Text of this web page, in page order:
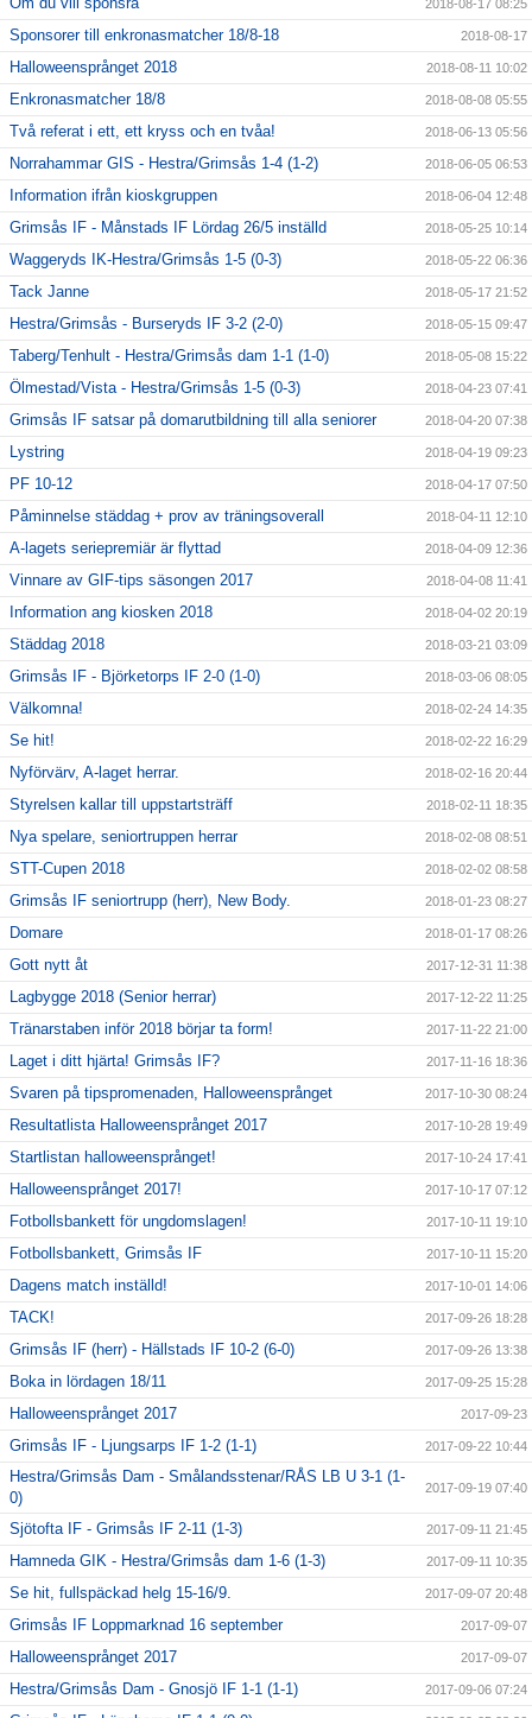
2018-08-17 08:25
Sponsorer till enkronasmatcher 18/8-18 2018-08-17
Halloweensprånget 2018 2018-08-11 10:02
Enkronasmatcher 18/8 2018-08-08 05:55
Två referat i ett, ett kryss och en tvåa! 2018-06-13 05:56
Norrahammar GIS - Hestra/Grimsås 1-4 (1-2) 2018-06-05 06:53
Information ifrån kioskgruppen 2018-06-04 12:48
Grimsås IF - Månstads IF Lördag 26/5 inställd 2018-05-25 10:14
Waggeryds IK-Hestra/Grimsås 1-5 (0-3) 2018-05-22 06:36
Tack Janne 2018-05-17 21:52
Hestra/Grimsås - Burseryds IF 3-2 (2-0) 2018-05-15 09:47
Taberg/Tenhult - Hestra/Grimsås dam 1-1 (1-0) 2018-05-08 15:22
Ölmestad/Vista - Hestra/Grimsås 1-5 (0-3) 2018-04-23 07:41
Grimsås IF satsar på domarutbildning till alla seniorer 2018-04-20 07:38
Lystring 2018-04-19 09:23
PF 10-12 2018-04-17 07:50
Påminnelse städdag + prov av träningsoverall 2018-04-11 12:10
A-lagets seriepremiär är flyttad 2018-04-09 12:36
Vinnare av GIF-tips säsongen 2017 2018-04-08 11:41
Information ang kiosken 2018 2018-04-02 20:19
Städdag 2018 2018-03-21 03:09
Grimsås IF - Björketorps IF 2-0 (1-0) 2018-03-06 08:05
Välkomna! 2018-02-24 14:35
Se hit! 2018-02-22 16:29
Nyförvärv, A-laget herrar. 2018-02-16 20:44
Styrelsen kallar till uppstartsträff 2018-02-11 18:35
Nya spelare, seniortruppen herrar 2018-02-08 08:51
STT-Cupen 2018 2018-02-02 08:58
Grimsås IF seniortrupp (herr), New Body. 2018-01-23 08:27
Domare 2018-01-17 08:26
Gott nytt åt 2017-12-31 11:38
Lagbygge 2018 (Senior herrar) 2017-12-22 11:25
Tränarstaben inför 2018 börjar ta form! 2017-11-22 21:00
Laget i ditt hjärta! Grimsås IF? 2017-11-16 18:36
Svaren på tipspromenaden, Halloweensprånget 2017-10-30 08:24
Resultatlista Halloweensprånget 2017 2017-10-28 19:49
Startlistan halloweensprånget! 2017-10-24 17:41
Halloweensprånget 2017! 2017-10-17 07:12
Fotbollsbankett för ungdomslagen! 2017-10-11 19:10
Fotbollsbankett, Grimsås IF 2017-10-11 15:20
Dagens match inställd! 2017-10-01 14:06
TACK! 2017-09-26 18:28
Grimsås IF (herr) - Hällstads IF 10-2 (6-0) 2017-09-26 13:38
Boka in lördagen 18/11 2017-09-25 15:28
Halloweensprånget 2017 2017-09-23
Grimsås IF - Ljungsarps IF 1-2 (1-1) 2017-09-22 10:44
Hestra/Grimsås Dam - Smålandsstenar/RÅS LB U 3-1 (1-
0)
2017-09-19 07:40
Sjötofta IF - Grimsås IF 2-11 (1-3) 2017-09-11 21:45
Hamneda GIK - Hestra/Grimsås dam 1-6 (1-3) 2017-09-11 10:35
Se hit, fullspäckad helg 15-16/9. 2017-09-07 20:48
Grimsås IF Loppmarknad 16 september 2017-09-07
Halloweensprånget 2017 2017-09-07
Hestra/Grimsås Dam - Gnosjö IF 1-1 (1-1) 2017-09-06 07:24